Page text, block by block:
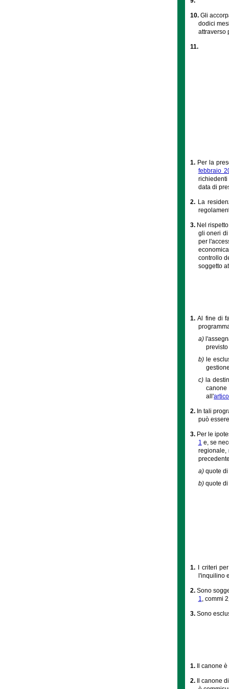
10.Gli
dodici
attraverso
11.
1. Per la
febbraio
data di
2. La
3. Nel
gli oneri di
per
controllo
soggetto
1.Al fine di
a)
b) le
c) la
all'
2. In tali
può
3. Per le
1 e, se
regionale,
a) quote
b) quote
1.
I criteri
l'inquilino
2.Sono
1, commi
3. Sono
1. Il canone
2.
Il canone